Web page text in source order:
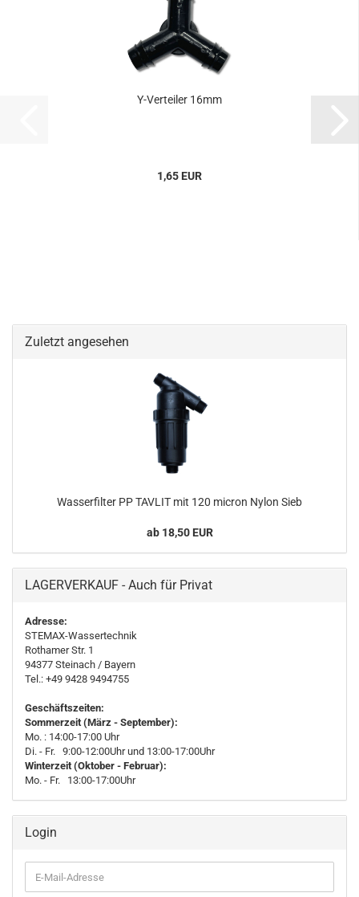
Y-Verteiler 16mm
1,65 EUR
Zuletzt angesehen
Wasserfilter PP TAVLIT mit 120 micron Nylon Sieb
ab 18,50 EUR
LAGERVERKAUF - Auch für Privat
Adresse:
STEMAX-Wassertechnik
Rothamer Str. 1
94377 Steinach / Bayern
Tel.: +49 9428 9494755
Geschäftszeiten:
Sommerzeit (März - September):
Mo. : 14:00-17:00 Uhr
Di. - Fr. 9:00-12:00Uhr und 13:00-17:00Uhr
Winterzeit (Oktober - Februar):
Mo. - Fr. 13:00-17:00Uhr
Login
E-
Mail-